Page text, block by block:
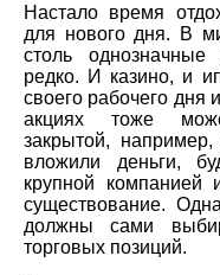
Настало время
для нового дня. В
столь однозначные
редко. И казино, и
своего рабочего дня
акциях тоже
закрытой,
вложили деньги,
крупной компанией
существование.
должны сами
торговых позиций.